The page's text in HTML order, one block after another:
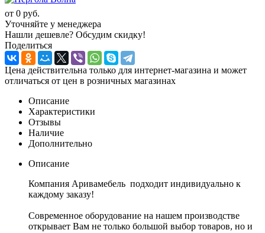
от 0 руб.
Уточняйте у менеджера
Нашли дешевле? Обсудим скидку!
Поделиться
Цена действительна только для интернет-магазина и может
отличаться от цен в розничных магазинах
Описание
Характеристики
Отзывы
Наличие
Дополнительно
Описание
Компания Аривамебель подходит индивидуально к
каждому заказу!
Современное оборудование на нашем производстве
открывает Вам не только большой выбор товаров, но и